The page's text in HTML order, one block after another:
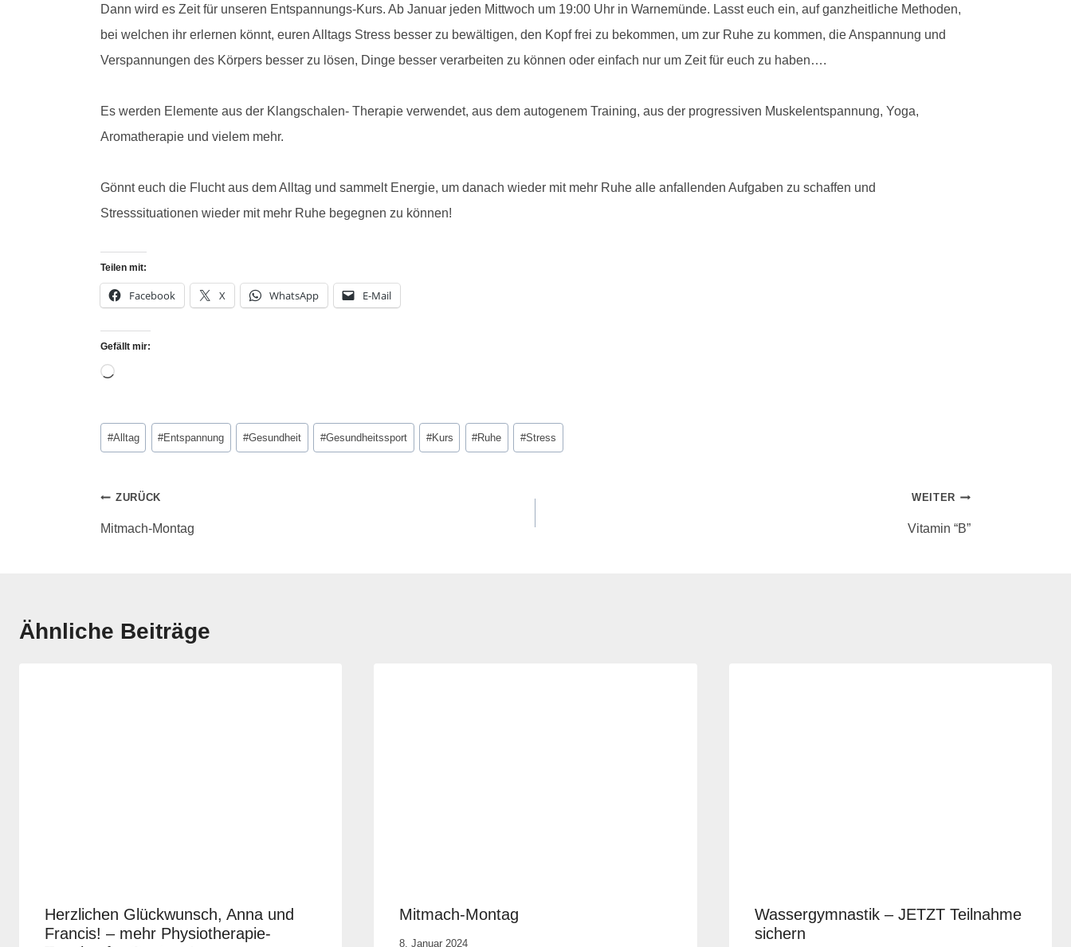
Dann wird es Zeit für unseren Entspannungs-Kurs. Ab Januar jeden Mittwoch um 19:00 Uhr in Warnemünde. Lasst euch ein, auf ganzheitliche Methoden,
bei welchen ihr erlernen könnt, euren Alltags Stress besser zu bewältigen, den Kopf frei zu bekommen, um zur Ruhe zu kommen, die Anspannung und
Verspannungen des Körpers besser zu lösen, Dinge besser verarbeiten zu können oder einfach nur um Zeit für euch zu haben….
Es werden Elemente aus der Klangschalen- Therapie verwendet, aus dem autogenem Training, aus der progressiven Muskelentspannung, Yoga,
Aromatherapie und vielem mehr.
Gönnt euch die Flucht aus dem Alltag und sammelt Energie, um danach wieder mit mehr Ruhe alle anfallenden Aufgaben zu schaffen und
Stresssituationen wieder mit mehr Ruhe begegnen zu können!
Teilen mit:
Facebook X WhatsApp E-Mail
Gefällt mir:
#Alltag #Entspannung #Gesundheit #Gesundheitssport #Kurs #Ruhe #Stress
ZURÜCK
Mitmach-Montag
WEITER
Vitamin “B”
Ähnliche Beiträge
Herzlichen Glückwunsch, Anna und
Francis! – mehr Physiotherapie-
Mitmach-Montag
Von
8. Januar 2024
Wassergymnastik – JETZT Teilnahme
sichern